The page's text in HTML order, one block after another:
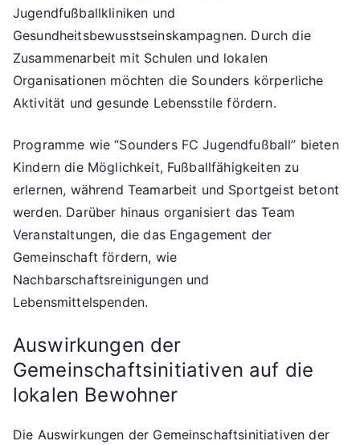
Jugendfußballkliniken und
Gesundheitsbewusstseinskampagnen. Durch die
Zusammenarbeit mit Schulen und lokalen
Organisationen möchten die Sounders körperliche
Aktivität und gesunde Lebensstile fördern.
Programme wie “Sounders FC Jugendfußball” bieten
Kindern die Möglichkeit, Fußballfähigkeiten zu
erlernen, während Teamarbeit und Sportgeist betont
werden. Darüber hinaus organisiert das Team
Veranstaltungen, die das Engagement der
Gemeinschaft fördern, wie
Nachbarschaftsreinigungen und
Lebensmittelspenden.
Auswirkungen der
Gemeinschaftsinitiativen auf die
lokalen Bewohner
Die Auswirkungen der Gemeinschaftsinitiativen der